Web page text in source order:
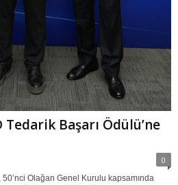
Tedarik Başarı Ödülü’ne
0
Olağan Genel Kurulu kapsamında